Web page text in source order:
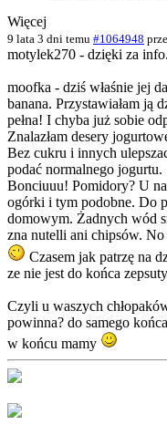
Więcej
9 lata 3 dni temu #1064948
motylek270 - dzięki za
moofka - dziś właśnie jej
banana. Przystawiałam ją
pełna! I chyba już sobie
Znalazłam desery
Bez cukru i innych
podać normalnego jogurtu.
Bonciuuu! Pomidory? U
ogórki i tym podobne. Do
domowym. Żadnych wód
zna nutelli ani chipsów. No
Czasem jak patrzę na
ze nie jest do końca
Czyli u waszych
powinna? do samego
w końcu mamy